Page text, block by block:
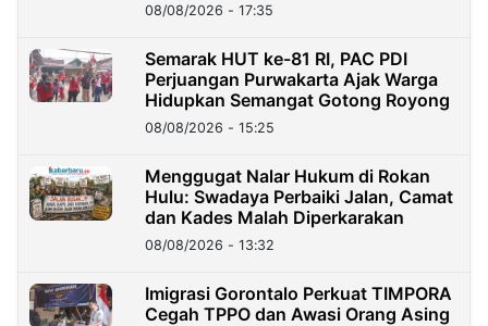
08/08/2026 - 17:35
Semarak HUT ke-81 RI, PAC PDI
Perjuangan Purwakarta Ajak Warga
Hidupkan Semangat Gotong Royong
08/08/2026 - 15:25
Menggugat Nalar Hukum di Rokan
Hulu: Swadaya Perbaiki Jalan, Camat
dan Kades Malah Diperkarakan
08/08/2026 - 13:32
Imigrasi Gorontalo Perkuat TIMPORA
Cegah TPPO dan Awasi Orang Asing